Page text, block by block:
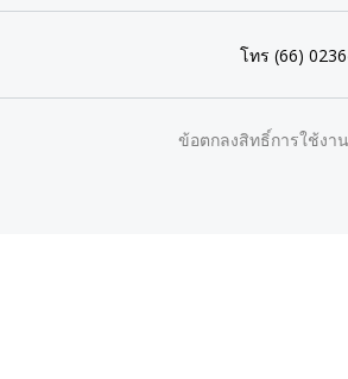
โทร (66)
ข้อตกลงสิทธิ์การใช้งา